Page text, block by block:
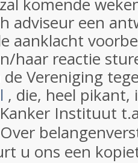
adviseur een
aanklacht
haar reactie
Vereniging
, die, heel pikant,
Instituut
u ons een